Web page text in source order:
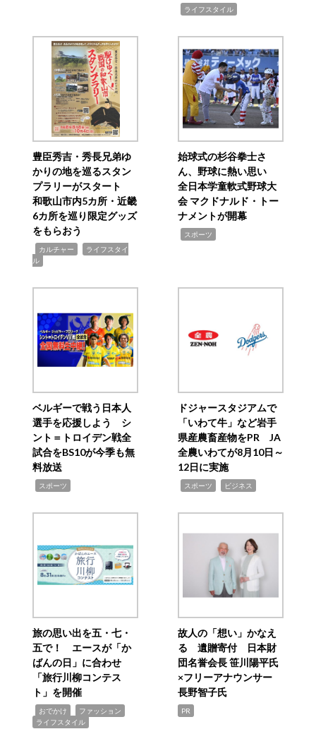
ライフスタイル
豊臣秀吉・秀長兄弟ゆ
かりの地を巡るスタン
プラリーがスタート
和歌山市内5カ所・近畿
6カ所を巡り限定グッズ
をもらおう
カルチャー
ライフスタイ
ル
始球式の杉谷拳士さ
ん、野球に熱い思い
全日本学童軟式野球大
会 マクドナルド・トー
ナメントが開幕
スポーツ
ベルギーで戦う日本人
選手を応援しよう シ
ント＝トロイデン戦全
試合をBS10が今季も無
料放送
スポーツ
ドジャースタジアムで
「いわて牛」など岩手
県産農畜産物をPR JA
全農いわてが8月10日～
12日に実施
スポーツ ビジネス
旅の思い出を五・七・
五で！ エースが「か
ばんの日」に合わせ
「旅行川柳コンテス
ト」を開催
おでかけ ファッション
ライフスタイル
故人の「想い」かなえ
る 遺贈寄付 日本財
団名誉会長 笹川陽平氏
×フリーアナウンサー
長野智子氏
PR